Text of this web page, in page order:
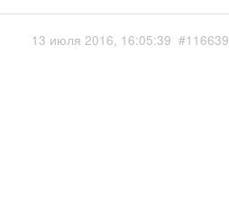
13 июля 2016, 16:05:39 #116639